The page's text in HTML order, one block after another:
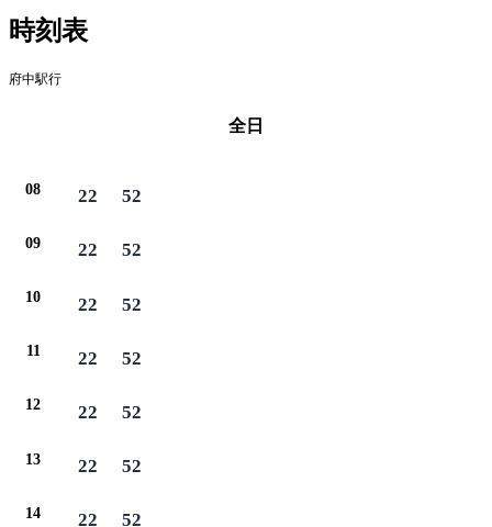
時刻表
府中駅行
全日
08 22 52
09 22 52
10 22 52
11 22 52
12 22 52
13 22 52
14 22 52